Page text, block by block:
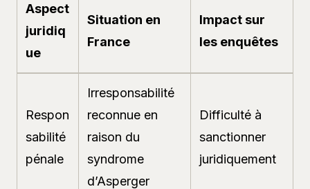
Aspect
juridiq
ue
Situation en
France
Impact sur
les enquêtes
Respon
sabilité
pénale
Irresponsabilité
reconnue en
raison du
syndrome
d’Asperger
Difficulté à
sanctionner
juridiquement